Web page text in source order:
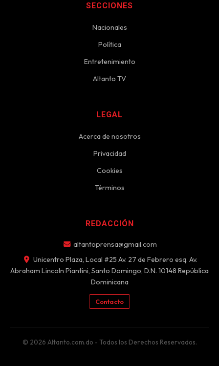
SECCIONES
Nacionales
Política
Entretenimiento
Altanto TV
LEGAL
Acerca de nosotros
Privacidad
Cookies
Términos
REDACCIÓN
altantoprensa@gmail.com
Unicentro Plaza, Local #25 Av. 27 de Febrero esq. Av.
Abraham Lincoln Piantini, Santo Domingo, D.N. 10148 República
Dominicana
Contacto
© 2026 Altanto.com.do - Todos los Derechos Reservados.